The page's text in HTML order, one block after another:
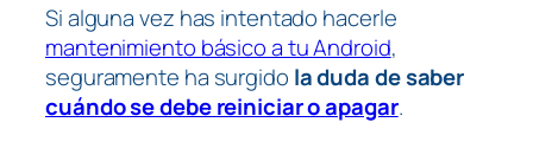
Si alguna vez has intentado hacerle
mantenimiento básico a tu Android,
seguramente ha surgido la duda de saber
cuándo se debe reiniciar o apagar.